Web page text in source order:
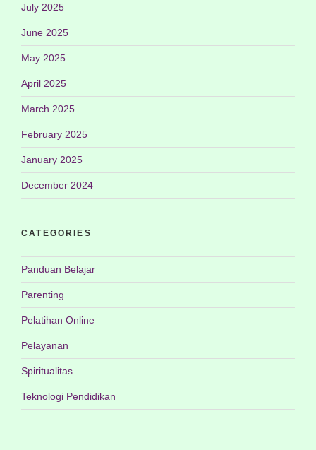
July 2025
June 2025
May 2025
April 2025
March 2025
February 2025
January 2025
December 2024
CATEGORIES
Panduan Belajar
Parenting
Pelatihan Online
Pelayanan
Spiritualitas
Teknologi Pendidikan